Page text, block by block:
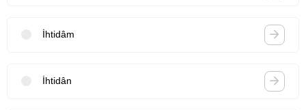
İhtidâm
İhtidân